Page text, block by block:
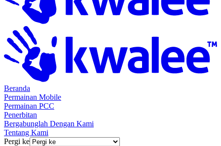
Beranda
Permainan Mobile
Permainan PCC
Penerbitan
Bergabunglah Dengan Kami
Tentang Kami
Pergi ke